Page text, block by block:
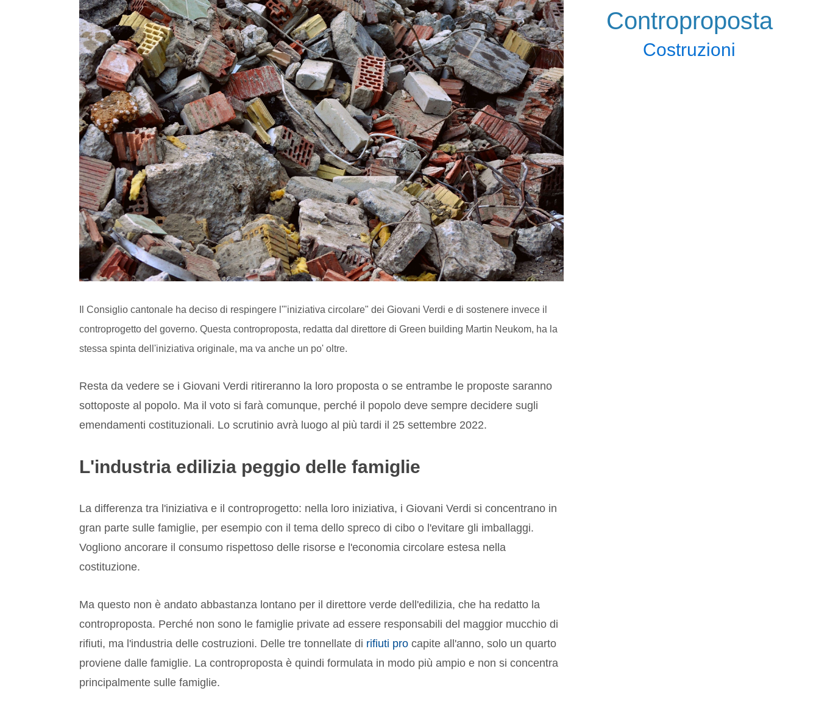
Il Consiglio cantonale ha deciso di respingere l'"iniziativa circolare" dei Giovani Verdi e di sostenere invece il
controprogetto del governo. Questa controproposta, redatta dal direttore di Green building Martin Neukom, ha la
stessa spinta dell'iniziativa originale, ma va anche un po' oltre.
Resta da vedere se i Giovani Verdi ritireranno la loro proposta o se entrambe le proposte saranno
sottoposte al popolo. Ma il voto si farà comunque, perché il popolo deve sempre decidere sugli
emendamenti costituzionali. Lo scrutinio avrà luogo al più tardi il 25 settembre 2022.
L'industria edilizia peggio delle famiglie
La differenza tra l'iniziativa e il controprogetto: nella loro iniziativa, i Giovani Verdi si concentrano in
gran parte sulle famiglie, per esempio con il tema dello spreco di cibo o l'evitare gli imballaggi.
Vogliono ancorare il consumo rispettoso delle risorse e l'economia circolare estesa nella
costituzione.
Ma questo non è andato abbastanza lontano per il direttore verde dell'edilizia, che ha redatto la
controproposta. Perché non sono le famiglie private ad essere responsabili del maggior mucchio di
rifiuti, ma l'industria delle costruzioni. Delle tre tonnellate di rifiuti pro capite all'anno, solo un quarto
proviene dalle famiglie. La controproposta è quindi formulata in modo più ampio e non si concentra
principalmente sulle famiglie.
Controproposta
Costruzioni